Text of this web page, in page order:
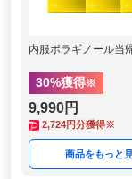
内服ボラギノール当
30%獲得※
9,990円
2,724円分獲得※
商品をもっと